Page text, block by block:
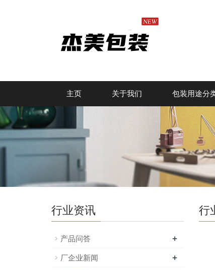
主页 关于我们 包装用途分
行
行业资讯
产品问答 +
厂企业新闻 +